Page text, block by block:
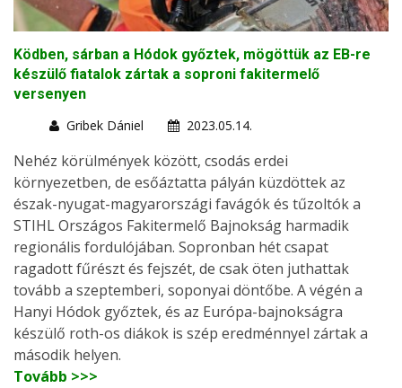
Ködben, sárban a Hódok győztek, mögöttük az EB-re
készülő fiatalok zártak a soproni fakitermelő
versenyen
Gribek Dániel
2023.05.14.
Nehéz körülmények között, csodás erdei
környezetben, de esőáztatta pályán küzdöttek az
észak-nyugat-magyarországi favágók és tűzoltók a
STIHL Országos Fakitermelő Bajnokság harmadik
regionális fordulójában. Sopronban hét csapat
ragadott fűrészt és fejszét, de csak öten juthattak
tovább a szeptemberi, soponyai döntőbe. A végén a
Hanyi Hódok győztek, és az Európa-bajnokságra
készülő roth-os diákok is szép eredménnyel zártak a
második helyen.
Tovább >>>